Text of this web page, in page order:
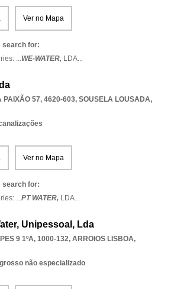
Ver no Mapa
search for:
...WE-WATER, LDA...
PAIXÃO 57, 4620-603, SOUSELA LOUSADA,
Ver no Mapa
search for:
...PT WATER, LDA...
Unipessoal, Lda
9 1ºA, 1000-132, ARROIOS LISBOA,
não especializado